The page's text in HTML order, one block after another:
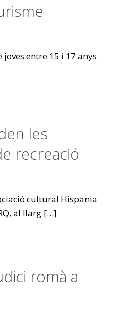
entre 15 i 17 anys
les
recreació
cultural Hispania
al llarg […]
romà a